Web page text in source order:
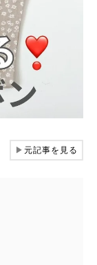
▶元記事を見る